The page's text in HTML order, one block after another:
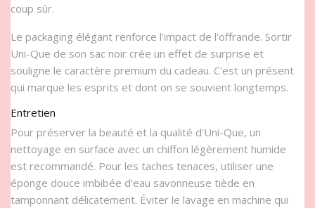
coup sûr.
Le packaging élégant renforce l'impact de l'offrande. Sortir
Uni-Que de son sac noir crée un effet de surprise et
souligne le caractère premium du cadeau. C'est un présent
qui marque les esprits et dont on se souvient longtemps.
Entretien
Pour préserver la beauté et la qualité d'Uni-Que, un
nettoyage en surface avec un chiffon légèrement humide
est recommandé. Pour les taches tenaces, utiliser une
éponge douce imbibée d'eau savonneuse tiède en
tamponnant délicatement. Éviter le lavage en machine qui